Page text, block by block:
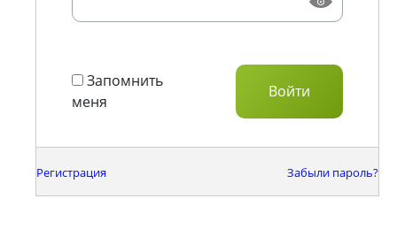
Запомнить
меня
Регистрация Забыли пароль?